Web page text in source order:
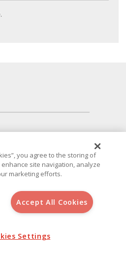
, S.L.U.(B-64405731) c/ San Norberto
Política de Cookies
you agree to the storing of
site navigation, analyze
marketing efforts.
Accept All Cookies
Settings